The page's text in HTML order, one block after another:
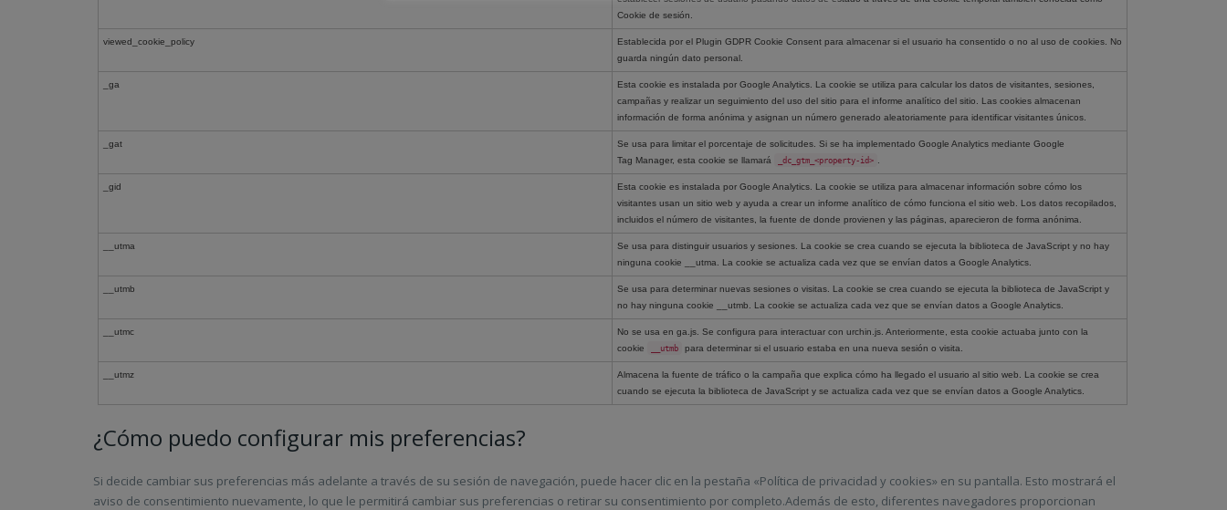
Cookie de sesión.
viewed_cookie_policy
Establecida por el Plugin GDPR Cookie Consent para almacenar si el usuario ha consentido o no al uso de cookies. No
guarda ningún dato personal.
_ga
Esta cookie es instalada por Google Analytics. La cookie se utiliza para calcular los datos de visitantes, sesiones,
campañas y realizar un seguimiento del uso del sitio para el informe analítico del sitio. Las cookies almacenan
información de forma anónima y asignan un número generado aleatoriamente para identificar visitantes únicos.
_gat
Se usa para limitar el porcentaje de solicitudes. Si se ha implementado Google Analytics mediante Google
Tag Manager, esta cookie se llamará
_dc_gtm_<property-id>
_gid
Esta cookie es instalada por Google Analytics. La cookie se utiliza para almacenar información sobre cómo los
visitantes usan un sitio web y ayuda a crear un informe analítico de cómo funciona el sitio web. Los datos recopilados,
incluidos el número de visitantes, la fuente de donde provienen y las páginas, aparecieron de forma anónima.
__utma
Se usa para distinguir usuarios y sesiones. La cookie se crea cuando se ejecuta la biblioteca de JavaScript y no hay
ninguna cookie __utma. La cookie se actualiza cada vez que se envían datos a Google Analytics.
__utmb
Se usa para determinar nuevas sesiones o visitas. La cookie se crea cuando se ejecuta la biblioteca de JavaScript y
no hay ninguna cookie __utmb. La cookie se actualiza cada vez que se envían datos a Google Analytics.
__utmc
No se usa en ga.js. Se configura para interactuar con urchin.js. Anteriormente, esta cookie actuaba junto con la
cookie
__utmb para determinar si el usuario estaba en una nueva sesión o visita.
__utmz
Almacena la fuente de tráfico o la campaña que explica cómo ha llegado el usuario al sitio web. La cookie se crea
cuando se ejecuta la biblioteca de JavaScript y se actualiza cada vez que se envían datos a Google Analytics.
¿Cómo puedo configurar mis preferencias?
Si decide cambiar sus preferencias más adelante a través de su sesión de navegación, puede hacer clic en la pestaña «Política de privacidad y cookies» en su pantalla. Esto mostrará el
aviso de consentimiento nuevamente, lo que le permitirá cambiar sus preferencias o retirar su consentimiento por completo.Además de esto, diferentes navegadores proporcionan